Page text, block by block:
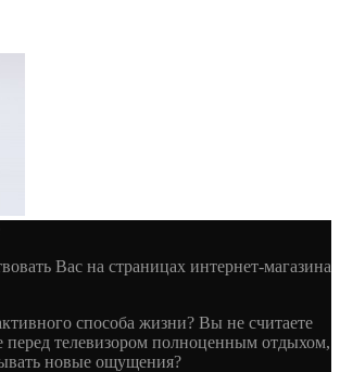
Вас на страницах интернет-магазина
способа жизни? Вы не считаете
перед телевизором полноценным отдыхом,
новые ощущения?